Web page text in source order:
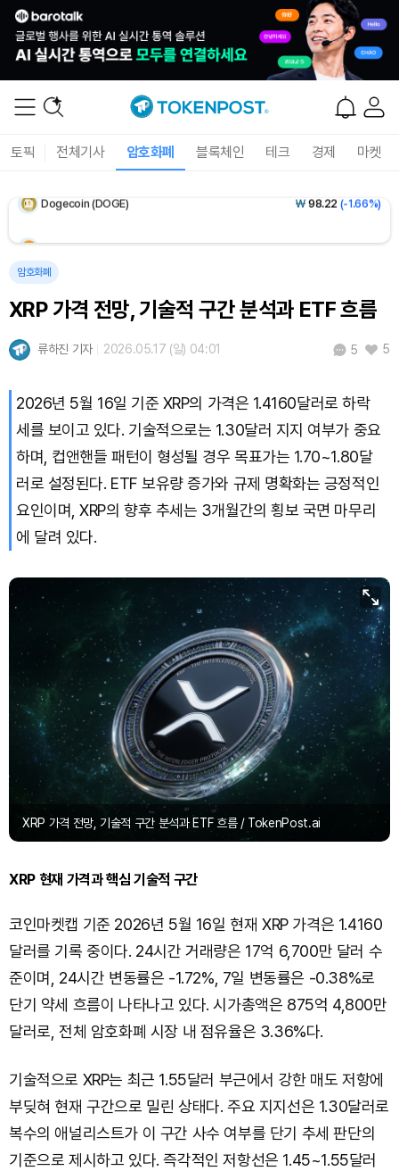
토픽 전체기사 암호화폐 블록체인 테크 경제 마켓
Solana (SOL) ₩ 103,998(-1.82%)
암호화폐
XRP 가격 전망, 기술적 구간 분석과 ETF 흐름
류하진 기자 2026.05.17 (일) 04:01 5 5
2026년 5월 16일 기준 XRP의 가격은 1.4160달러로 하락
세를 보이고 있다. 기술적으로는 1.30달러 지지 여부가 중요
하며, 컵앤핸들 패턴이 형성될 경우 목표가는 1.70~1.80달
러로 설정된다. ETF 보유량 증가와 규제 명확화는 긍정적인
요인이며, XRP의 향후 추세는 3개월간의 횡보 국면 마무리
에 달려 있다.
XRP 가격 전망, 기술적 구간 분석과 ETF 흐름 / TokenPost.ai
XRP 현재 가격과 핵심 기술적 구간
코인마켓캡 기준 2026년 5월 16일 현재 XRP 가격은 1.4160
달러를 기록 중이다. 24시간 거래량은 17억 6,700만 달러 수
준이며, 24시간 변동률은 -1.72%, 7일 변동률은 -0.38%로
단기 약세 흐름이 나타나고 있다. 시가총액은 875억 4,800만
달러로, 전체 암호화폐 시장 내 점유율은 3.36%다.
기술적으로 XRP는 최근 1.55달러 부근에서 강한 매도 저항에
부딪혀 현재 구간으로 밀린 상태다. 주요 지지선은 1.30달러로
복수의 애널리스트가 이 구간 사수 여부를 단기 추세 판단의
기준으로 제시하고 있다. 즉각적인 저항선은 1.45~1.55달러